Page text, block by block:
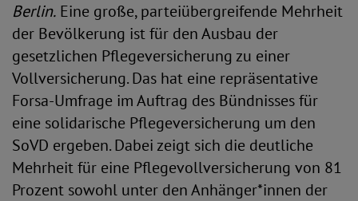
Berlin. Eine große, parteiübergreifende Mehrheit
der Bevölkerung ist für den Ausbau der
gesetzlichen Pflegeversicherung zu einer
Vollversicherung. Das hat eine repräsentative
Forsa-Umfrage im Auftrag des Bündnisses für
eine solidarische Pflegeversicherung um den
SoVD ergeben. Dabei zeigt sich die deutliche
Mehrheit für eine Pflegevollversicherung von 81
Prozent sowohl unter den Anhänger*innen der